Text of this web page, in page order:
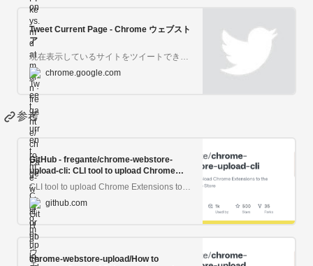
Tweet Current Page - Chrome ウェブスト
ア
現在表示しているサイトをツイートできるシンプルな Chrome 拡張機能。
chrome.google.com
参考
GitHub - fregante/chrome-webstore-
upload-cli: CLI tool to upload Chrome
Extensions to the Chrome Web Store
CLI tool to upload Chrome Extensions to the Chrome Web Store - fregante/chrome-webstore-upload-cli
github.com
chrome-webstore-upload/How to